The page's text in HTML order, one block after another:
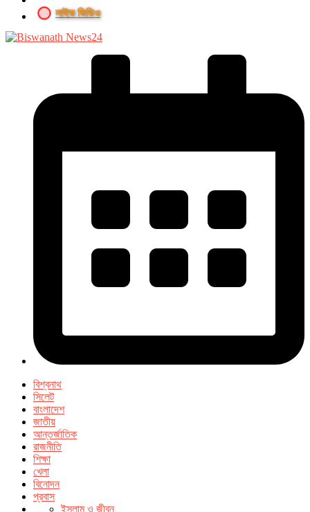
লাইভ ভিডিও
বিশ্বনাথ
সিলেট
বাংলাদেশ
জাতীয়
আন্তর্জাতিক
রাজনীতি
শিক্ষা
খেলা
বিনোদন
প্রবাস
ইসলাম ও জীবন